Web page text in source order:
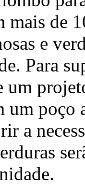
mais de
e
Para
um poço
a